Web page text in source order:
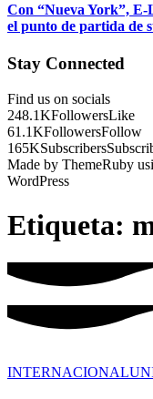
Con “Nueva York”, E-
el punto de partida de
Stay Connected
Find us on socials
248.1KFollowersLike
61.1KFollowersFollow
165KSubscribers
Made by ThemeRuby
WordPress
Etiqueta:
INTERNACIONAL